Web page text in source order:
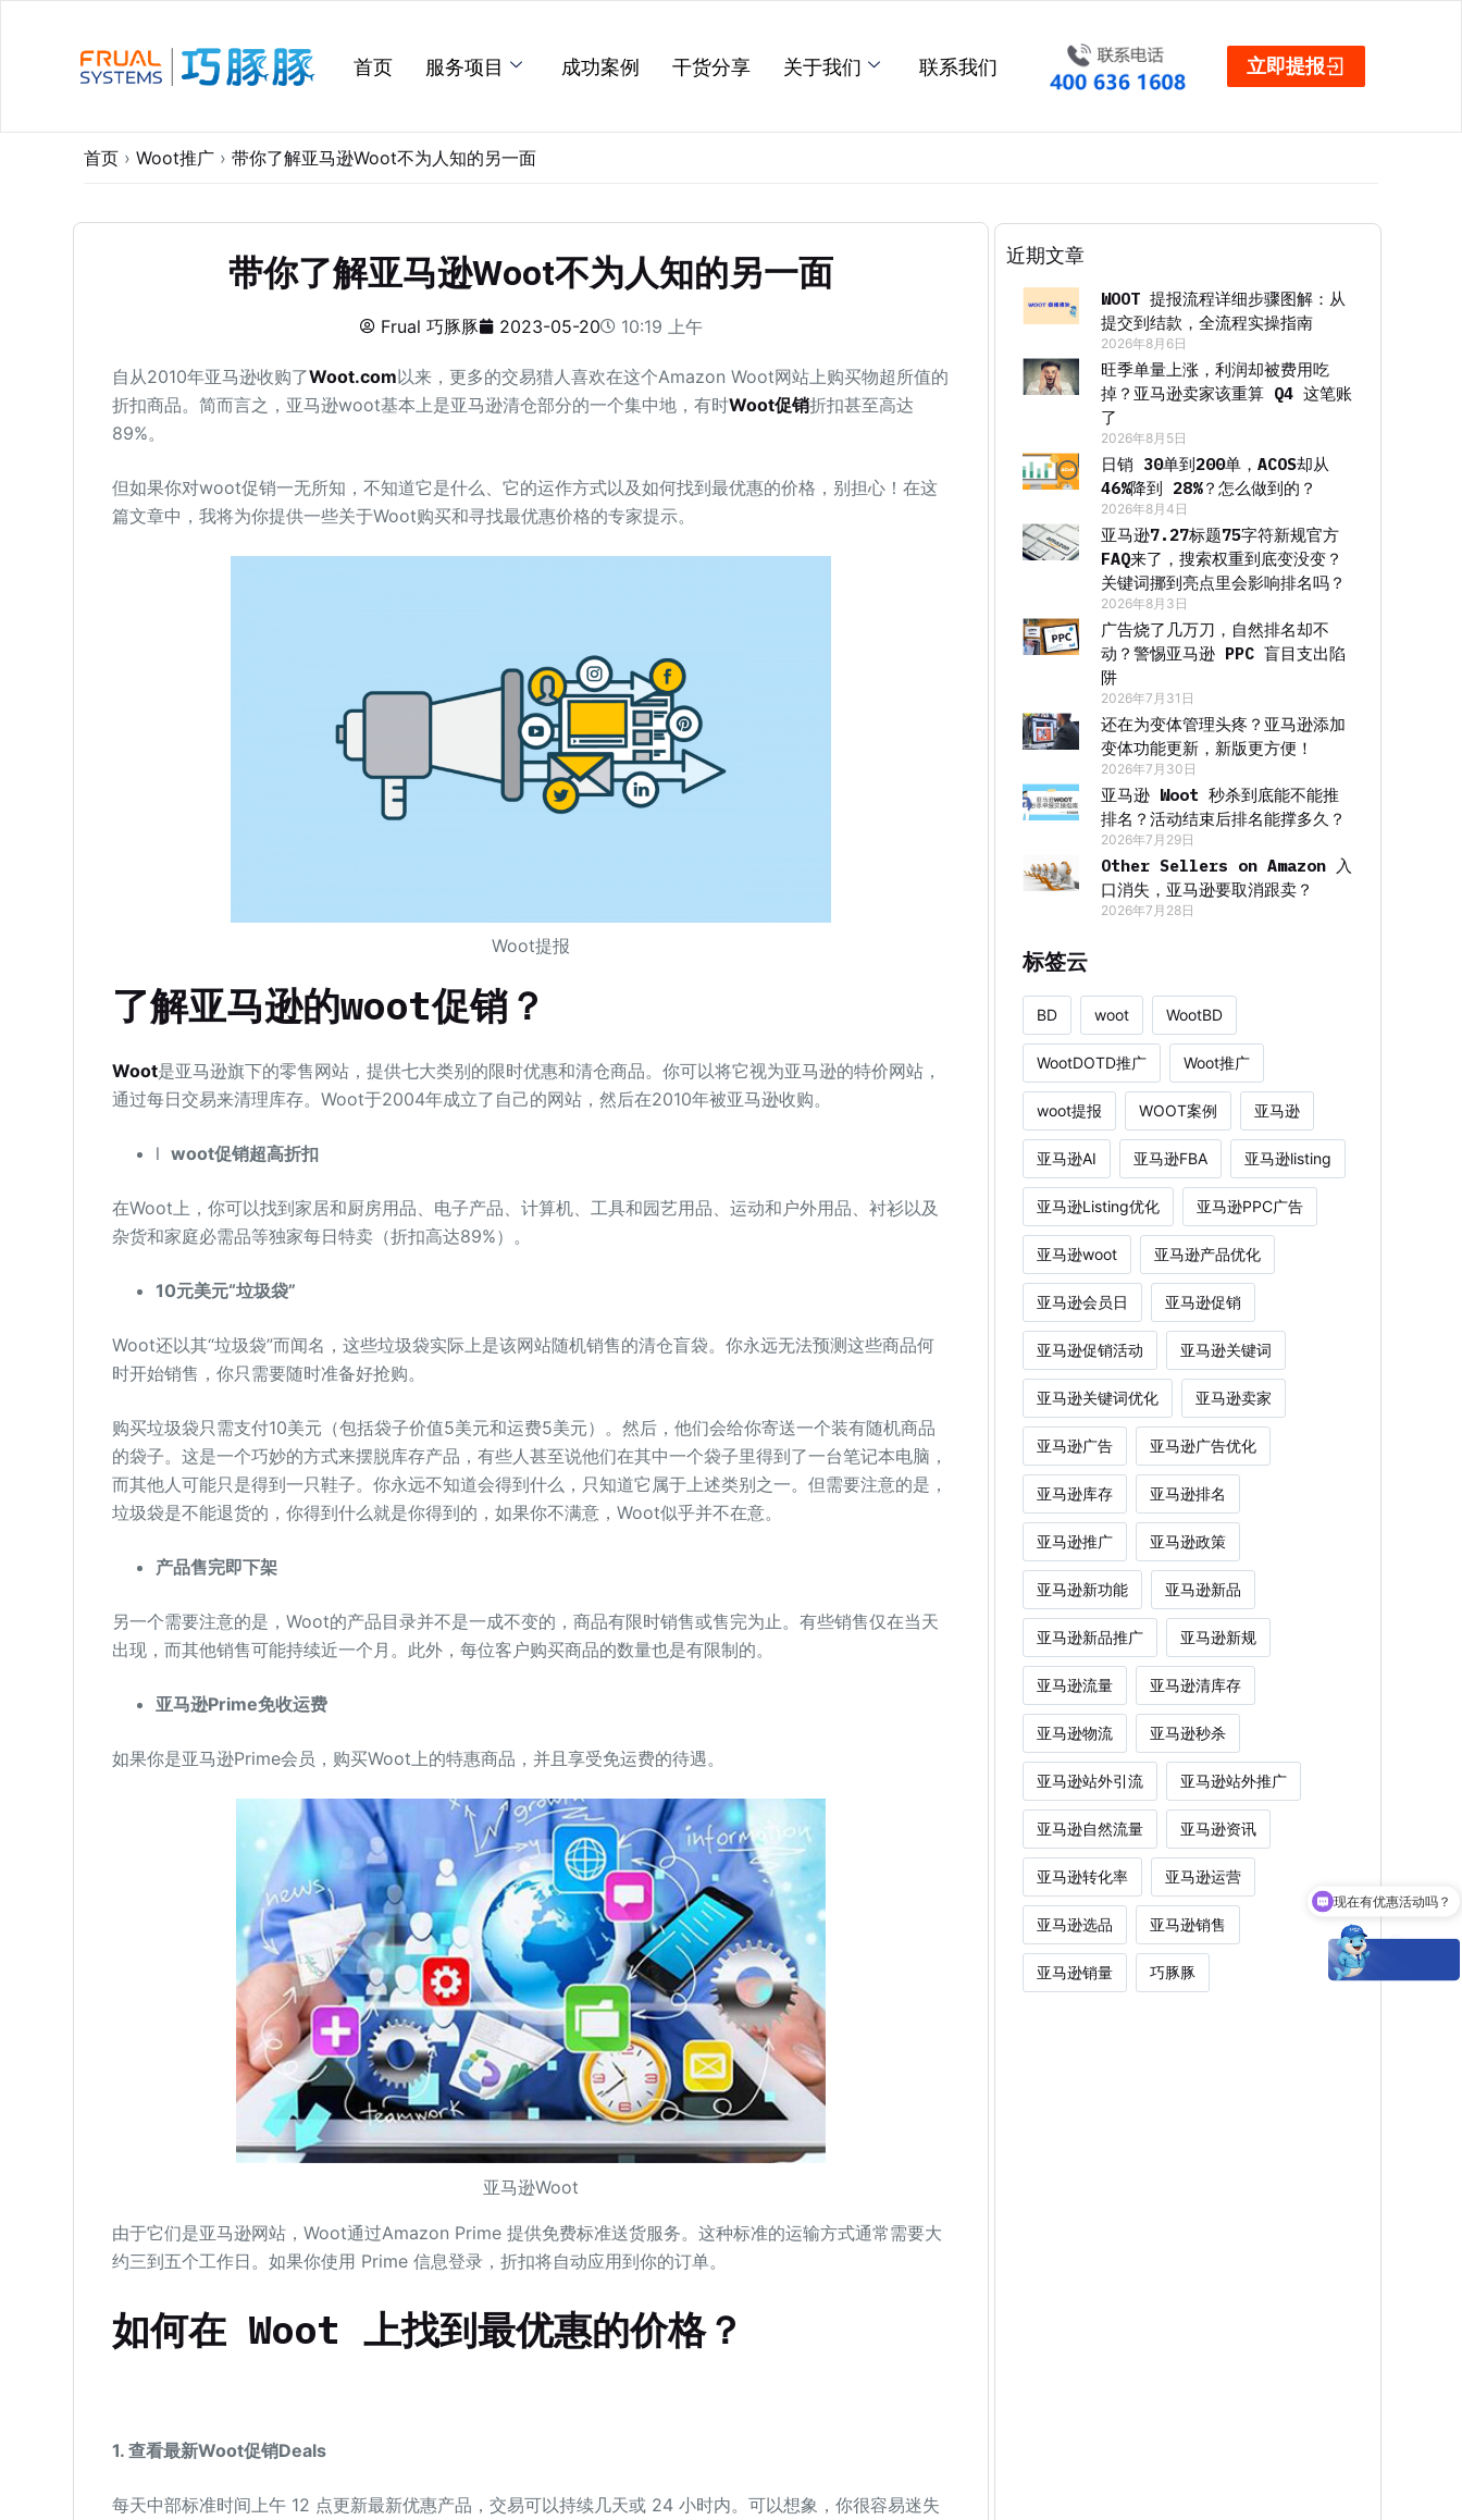
首页 服务项目 成功案例 干货分享 关于我们 联系我们 立即提报
首页 › Woot推广 › 带你了解亚马逊Woot不为人知的另一面
带你了解亚马逊Woot不为人知的另一面
Frual 巧豚豚 2023-05-20 10:19 上午
自从2010年亚马逊收购了Woot.com以来，更多的交易猎人喜欢在这个Amazon Woot网站上购买物超所值的
折扣商品。简而言之，亚马逊woot基本上是亚马逊清仓部分的一个集中地，有时Woot促销折扣甚至高达
89%。
但如果你对woot促销一无所知，不知道它是什么、它的运作方式以及如何找到最优惠的价格，别担心！在这
篇文章中，我将为你提供一些关于Woot购买和寻找最优惠价格的专家提示。
Woot提报
了解亚马逊的woot促销？
Woot是亚马逊旗下的零售网站，提供七大类别的限时优惠和清仓商品。你可以将它视为亚马逊的特价网站，
通过每日交易来清理库存。Woot于2004年成立了自己的网站，然后在2010年被亚马逊收购。
l woot促销超高折扣
在Woot上，你可以找到家居和厨房用品、电子产品、计算机、工具和园艺用品、运动和户外用品、衬衫以及
杂货和家庭必需品等独家每日特卖（折扣高达89%）。
10元美元“垃圾袋”
Woot还以其“垃圾袋”而闻名，这些垃圾袋实际上是该网站随机销售的清仓盲袋。你永远无法预测这些商品何
时开始销售，你只需要随时准备好抢购。
购买垃圾袋只需支付10美元（包括袋子价值5美元和运费5美元）。然后，他们会给你寄送一个装有随机商品
的袋子。这是一个巧妙的方式来摆脱库存产品，有些人甚至说他们在其中一个袋子里得到了一台笔记本电脑，
而其他人可能只是得到一只鞋子。你永远不知道会得到什么，只知道它属于上述类别之一。但需要注意的是，
垃圾袋是不能退货的，你得到什么就是你得到的，如果你不满意，Woot似乎并不在意。
产品售完即下架
另一个需要注意的是，Woot的产品目录并不是一成不变的，商品有限时销售或售完为止。有些销售仅在当天
出现，而其他销售可能持续近一个月。此外，每位客户购买商品的数量也是有限制的。
亚马逊Prime免收运费
如果你是亚马逊Prime会员，购买Woot上的特惠商品，并且享受免运费的待遇。
亚马逊Woot
由于它们是亚马逊网站，Woot通过Amazon Prime 提供免费标准送货服务。这种标准的运输方式通常需要大
约三到五个工作日。如果你使用 Prime 信息登录，折扣将自动应用到你的订单。
如何在 Woot 上找到最优惠的价格？
1. 查看最新Woot促销Deals
每天中部标准时间上午 12 点更新最新优惠产品，交易可以持续几天或 24 小时内。可以想象，你很容易迷失
近期文章
WOOT 提报流程详细步骤图解：从
提交到结款，全流程实操指南
2026年8月6日
旺季单量上涨，利润却被费用吃
掉？亚马逊卖家该重算 Q4 这笔账
了
2026年8月5日
日销 30单到200单，ACOS却从
46%降到 28%？怎么做到的？
2026年8月4日
亚马逊7.27标题75字符新规官方
FAQ来了，搜索权重到底变没变？
关键词挪到亮点里会影响排名吗？
2026年8月3日
广告烧了几万刀，自然排名却不
动？警惕亚马逊 PPC 盲目支出陷
阱
2026年7月31日
还在为变体管理头疼？亚马逊添加
变体功能更新，新版更方便！
2026年7月30日
亚马逊 Woot 秒杀到底能不能推
排名？活动结束后排名能撑多久？
2026年7月29日
Other Sellers on Amazon 入
口消失，亚马逊要取消跟卖？
2026年7月28日
标签云
BD woot WootBD
WootDOTD推广 Woot推广
woot提报 WOOT案例 亚马逊
亚马逊AI 亚马逊FBA 亚马逊listing
亚马逊Listing优化 亚马逊PPC广告
亚马逊woot 亚马逊产品优化
亚马逊会员日 亚马逊促销
亚马逊促销活动 亚马逊关键词
亚马逊关键词优化 亚马逊卖家
亚马逊广告 亚马逊广告优化
亚马逊库存 亚马逊排名
亚马逊推广 亚马逊政策
亚马逊新功能 亚马逊新品
亚马逊新品推广 亚马逊新规
亚马逊流量 亚马逊清库存
亚马逊物流 亚马逊秒杀
亚马逊站外引流 亚马逊站外推广
亚马逊自然流量 亚马逊资讯
亚马逊转化率 亚马逊运营
亚马逊选品 亚马逊销售
亚马逊销量 巧豚豚
现在有优惠活动吗？